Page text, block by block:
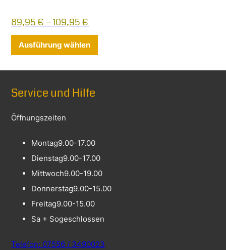
89,95€ –109,95€
Ausführung wählen
Service und Hilfe
Öffnungszeiten
Montag9.00-17.00
Dienstag9.00-17.00
Mittwoch9.00-19.00
Donnerstag9.00-15.00
Freitag9.00-15.00
Sa + Sogeschlossen
Telefon: 07556 / 3490023